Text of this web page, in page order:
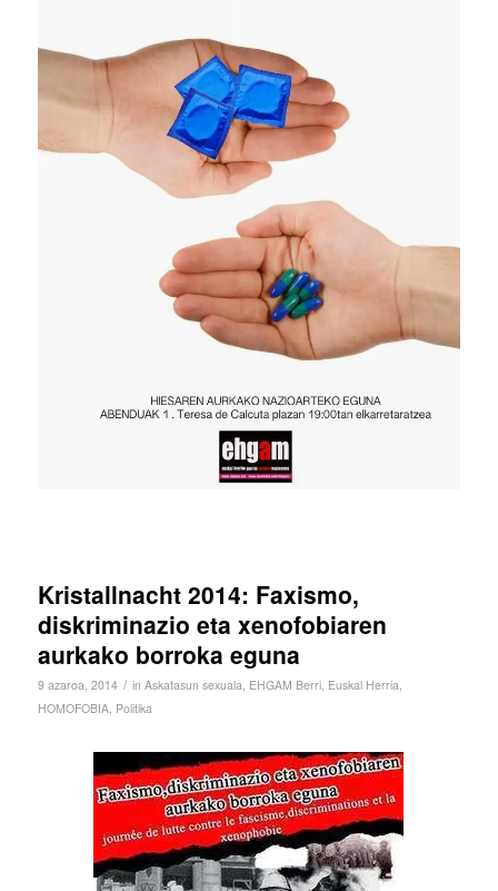
Kristallnacht 2014: Faxismo,
diskriminazio eta xenofobiaren
aurkako borroka eguna
9 azaroa, 2014 / in Askatasun sexuala EHGAM Berri, Euskal Herria
HOMOFOBIA, Politika